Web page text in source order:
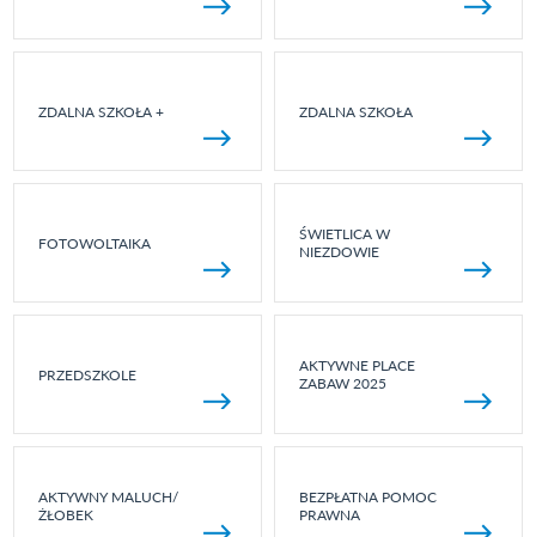
ZDALNA SZKOŁA + ZDALNA SZKOŁA
FOTOWOLTAIKA
ŚWIETLICA W
NIEZDOWIE
PRZEDSZKOLE
AKTYWNE PLACE
ZABAW 2025
AKTYWNY MALUCH/
ŻŁOBEK
BEZPŁATNA POMOC
PRAWNA